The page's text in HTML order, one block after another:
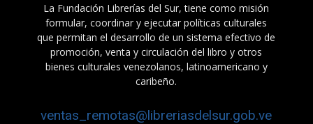
La Fundación Librerías del Sur, tiene como misión
formular, coordinar y ejecutar políticas culturales
que permitan el desarrollo de un sistema efectivo de
promoción, venta y circulación del libro y otros
bienes culturales venezolanos, latinoamericano y
caribeño.
ventas_remotas@libreriasdelsur.gob.ve